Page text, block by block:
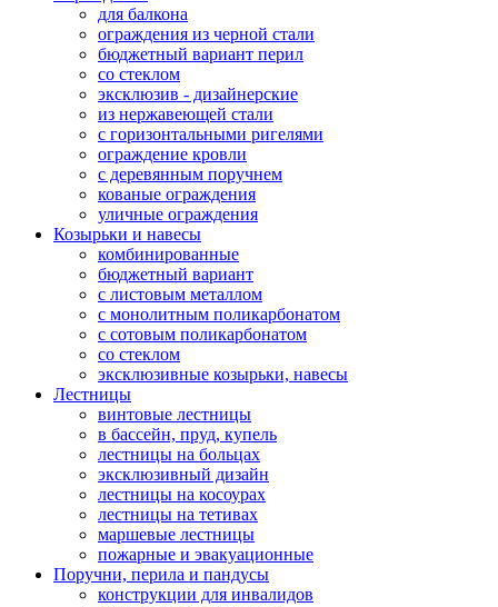
для балкона
ограждения из черной стали
бюджетный вариант перил
со стеклом
эксклюзив - дизайнерские
из нержавеющей стали
с горизонтальными ригелями
ограждение кровли
с деревянным поручнем
кованые ограждения
уличные ограждения
Козырьки и навесы
комбинированные
бюджетный вариант
с листовым металлом
с монолитным поликарбонатом
с сотовым поликарбонатом
со стеклом
эксклюзивные козырьки, навесы
Лестницы
винтовые лестницы
в бассейн, пруд, купель
лестницы на больцах
эксклюзивный дизайн
лестницы на косоурах
лестницы на тетивах
маршевые лестницы
пожарные и эвакуационные
Поручни, перила и пандусы
конструкции для инвалидов